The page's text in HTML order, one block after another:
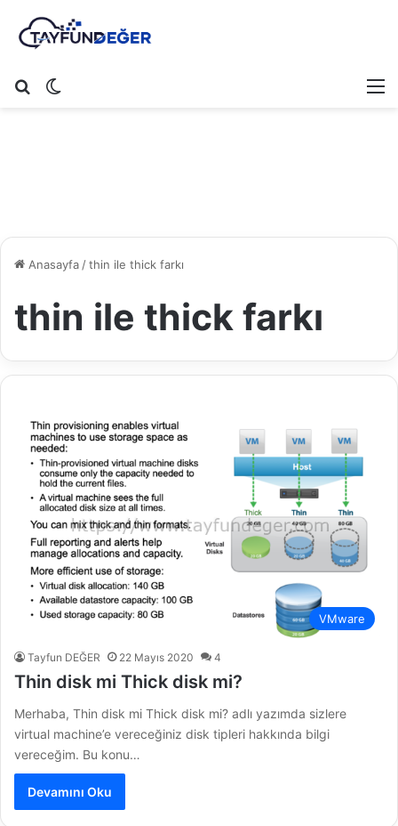
Arama yap ...
Anasayfa/thin ile thick farkı
thin ile thick farkı
VMware
Tayfun DEĞER 22 Mayıs 2020 4
Thin disk mi Thick disk mi?
Merhaba, Thin disk mi Thick disk mi? adlı yazımda sizlere
virtual machine’e vereceğiniz disk tipleri hakkında bilgi
vereceğim. Bu konu…
Devamını Oku